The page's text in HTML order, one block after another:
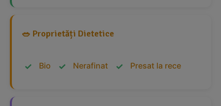
🥗 Proprietăți Dietetice
Bio Nerafinat Presat la rece